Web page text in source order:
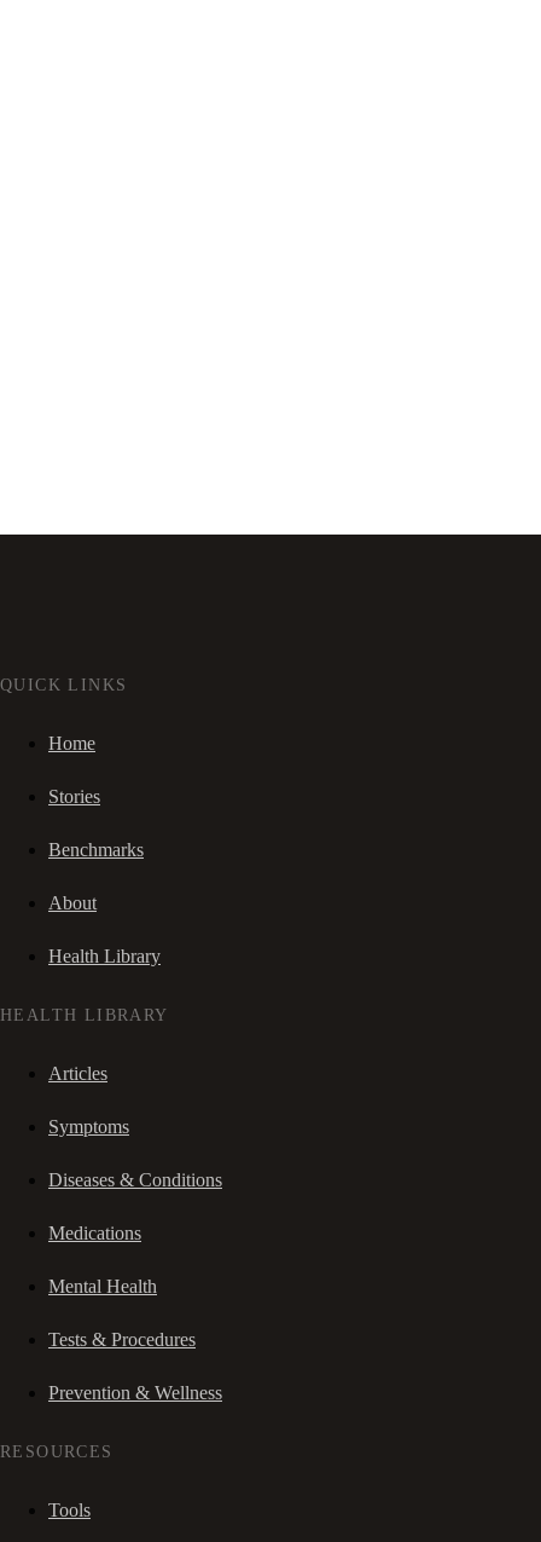
QUICK LINKS
Home
Stories
Benchmarks
About
Health Library
HEALTH LIBRARY
Articles
Symptoms
Diseases & Conditions
Medications
Mental Health
Tests & Procedures
Prevention & Wellness
RESOURCES
Tools